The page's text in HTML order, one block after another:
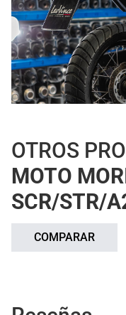
OTROS
MOTO
SCR/STR/
COMPARAR